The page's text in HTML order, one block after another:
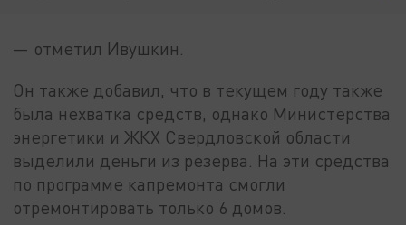
— отметил Ивушкин.
Он также добавил, что в текущем году также
была нехватка средств, однако Министерства
энергетики и ЖКХ Свердловской области
выделили деньги из резерва. На эти средства
по программе капремонта смогли
отремонтировать только 6 домов.